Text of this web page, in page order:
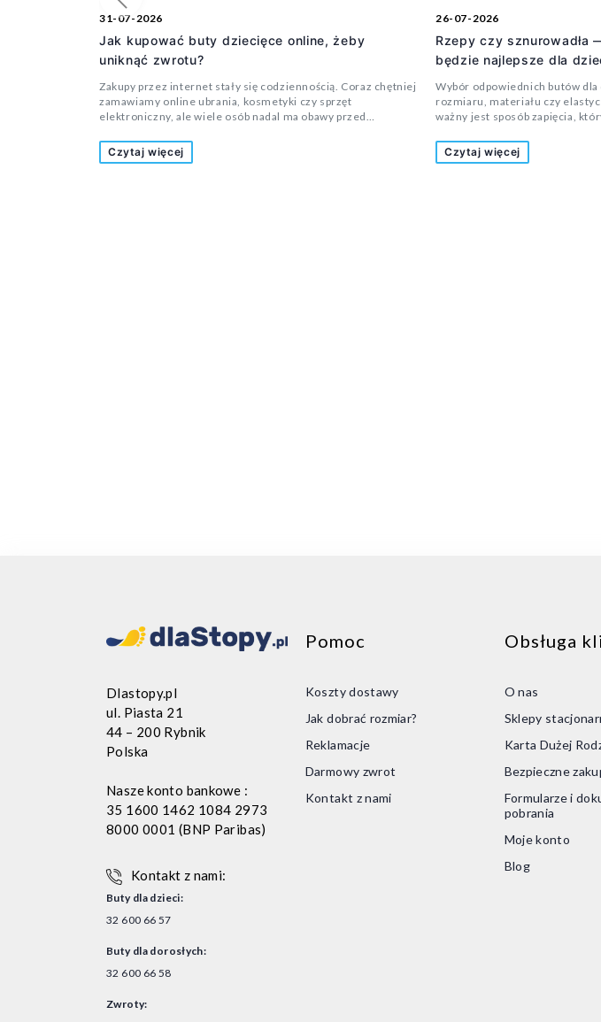
31-07-2026
Jak kupować buty dziecięce online, żeby
uniknąć zwrotu?
Zakupy przez internet stały się codziennością. Coraz chętniej
zamawiamy online ubrania, kosmetyki czy sprzęt
elektroniczny, ale wiele osób nadal ma obawy przed
przymierzenia. Czy rozmiar będzie odpowiedni? Czy but nie
okaże się za wąski? A może dziecko nie będzie chciało w nim
Czytaj więcej
26-07-2026
Rzepy czy sznurowadła
będzie najlepsze dla
Wybór odpowiednich butów
rozmiaru, materiału czy
ważny jest sposób zapięcia,
Wielu rodziców zastanawia się,
będą buty zapinane na rzepy,
Czytaj więcej
Poprzedni
Dlastopy.pl
ul. Piasta 21
44 – 200 Rybnik
Polska
Nasze konto bankowe :
35 1600 1462 1084 2973
8000 0001 (BNP Paribas)
Kontakt z nami:
Buty dla dzieci:
32 600 66 57
Buty dla dorosłych:
32 600 66 58
Zwroty:
Pomoc
Koszty dostawy
Jak dobrać rozmiar?
Reklamacje
Darmowy zwrot
Kontakt z nami
Obsługa
O nas
Sklepy
Karta Dużej
Bezpieczne
Formularze i
pobrania
Moje konto
Blog